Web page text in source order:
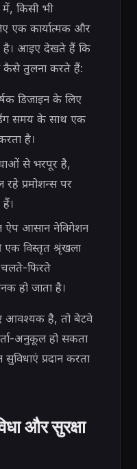
किसी भी
एक कार्यात्मक और
है। आइए देखते हैं कि
कैसे तुलना करते हैं:
डिजाइन के लिए
समय के साथ एक
है।
से भरपूर है,
प्रमोशन्स पर
ऐप आसान नेविगेशन
एक विस्तृत श्रृंखला
चलते-फिरते
हो जाता है।
आवश्यक है, तो बेटवे
अनुकूल हो सकता
प्रदान करता
और सुरक्षा